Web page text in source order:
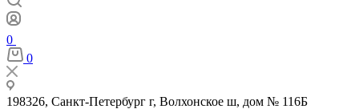
0
0
198326, Санкт-Петербург г, Волхонское ш, дом № 116Б